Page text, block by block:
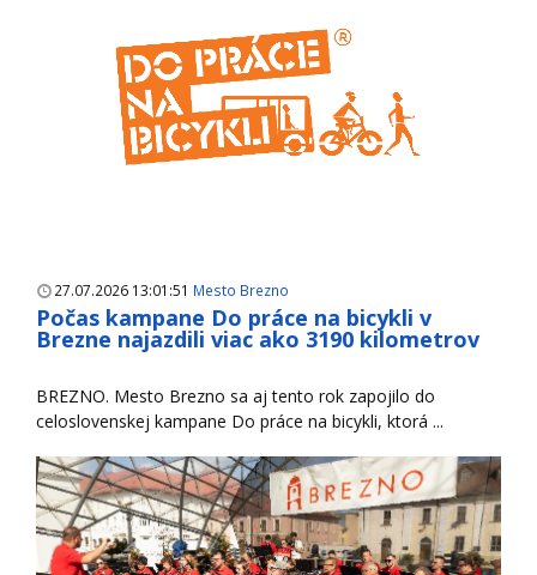
27.07.2026 13:01:51 Mesto Brezno
Počas kampane Do práce na bicykli v
Brezne najazdili viac ako 3190 kilometrov
BREZNO. Mesto Brezno sa aj tento rok zapojilo do
celoslovenskej kampane Do práce na bicykli, ktorá ...